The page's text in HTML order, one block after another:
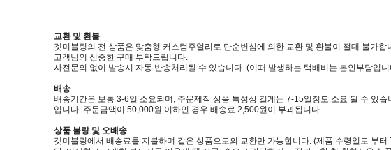
교환 및 환불
겟미블링의 전 상품은 맞춤형 커스텀주얼리로 단순변심에 의한 교환 및 환불이 절대 불가합
고객님의 신중한 구매 부탁드립니다.
사전문의 없이 발송시 자동 반송처리될 수 있습니다. (이때 발생하는 택배비는 본인부담입
배송
배송기간은 보통 3-6일 소요되며, 주문제작 상품 특성상 길게는 7-15일정도 소요 될 수 있
입니다. 주문금액이 50,000원 이하인 경우 배송료 2,500원이 부과됩니다.
상품 불량 및 오배송
겟미블링에서 배송료를 지불하며 같은 상품으로의 교환만 가능합니다. (제품 수령일로 부